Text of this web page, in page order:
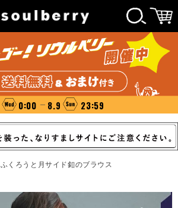
0:00 8.9 23:59
ふくろうと月サイド釦のブラウス